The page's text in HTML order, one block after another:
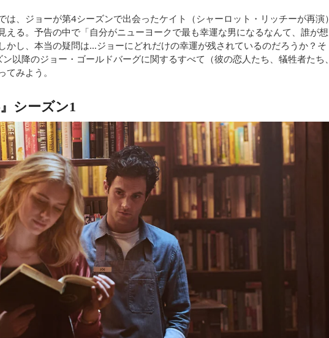
、ジョーが第4シーズンで出会ったケイト（シャーロット・リッチーが再演）
える。予告の中で「自分がニューヨークで最も幸運な男になるなんて、誰が想
かし、本当の疑問は…ジョーにどれだけの幸運が残されているのだろうか？そ
以降のジョー・ゴールドバーグに関するすべて（彼の恋人たち、犠牲者たち、
みよう。
シーズン1